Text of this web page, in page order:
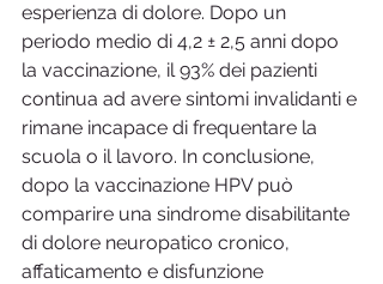
esperienza di dolore. Dopo un
periodo medio di 4,2 ± 2,5 anni dopo
la vaccinazione, il 93% dei pazienti
continua ad avere sintomi invalidanti e
rimane incapace di frequentare la
scuola o il lavoro. In conclusione,
dopo la vaccinazione HPV può
comparire una sindrome disabilitante
di dolore neuropatico cronico,
affaticamento e disfunzione